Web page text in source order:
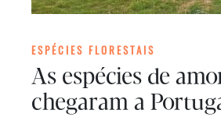
ESPÉCIES FLORESTAIS
As espécies de
chegaram a